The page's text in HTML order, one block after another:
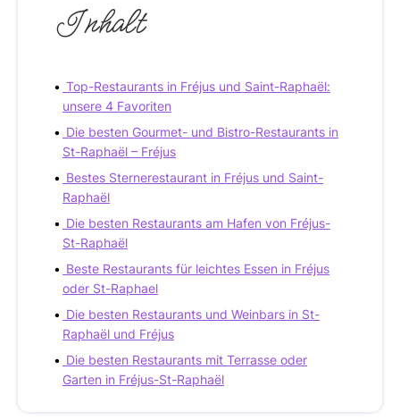
Inhalt
Top-Restaurants in Fréjus und Saint-Raphaël:
unsere 4 Favoriten
Die besten Gourmet- und Bistro-Restaurants in
St-Raphaël – Fréjus
Bestes Sternerestaurant in Fréjus und Saint-
Raphaël
Die besten Restaurants am Hafen von Fréjus-
St-Raphaël
Beste Restaurants für leichtes Essen in Fréjus
oder St-Raphael
Die besten Restaurants und Weinbars in St-
Raphaël und Fréjus
Die besten Restaurants mit Terrasse oder
Garten in Fréjus-St-Raphaël